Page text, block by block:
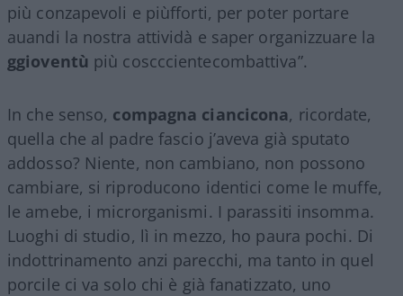
più conzapevoli e piùfforti, per poter portare
auandi la nostra attividà e saper organizzuare la
ggioventù più coscccientecombattiva”.
In che senso, compagna ciancicona, ricordate,
quella che al padre fascio j’aveva già sputato
addosso? Niente, non cambiano, non possono
cambiare, si riproducono identici come le muffe,
le amebe, i microrganismi. I parassiti insomma.
Luoghi di studio, lì in mezzo, ho paura pochi. Di
indottrinamento anzi parecchi, ma tanto in quel
porcile ci va solo chi è già fanatizzato, uno